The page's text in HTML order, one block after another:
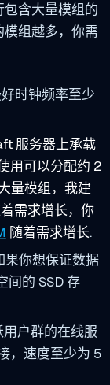
含大量模组的
组越多，你需
时钟频率至少
服务器上承载
用可以分配约 2
量模组，我建
需求增长，你
随着需求增长.
果你想保证数据
间的 SSD 存
户群的在线服
，速度至少为 5